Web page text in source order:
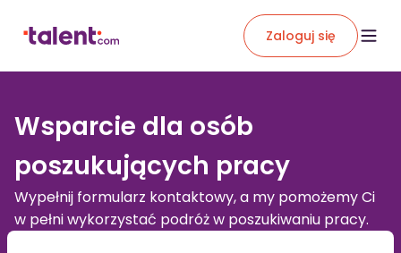
Zaloguj się
Wsparcie dla osób
poszukujących pracy
Wypełnij formularz kontaktowy, a my pomożemy Ci
w pełni wykorzystać podróż w poszukiwaniu pracy.